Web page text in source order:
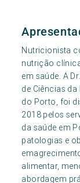
Nutricionista
nutrição
em saúde. A
de Ciências
do Porto, foi
2018 pelos
da saúde em
patologias e
alimentar,
abordagem